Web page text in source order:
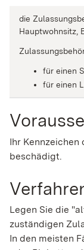
die
Hauptwohnsitz,
für einen
für einen
Ihr
beschädigt.
Legen Sie die
zuständigen
In den meisten